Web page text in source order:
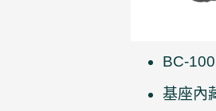
BC-
基座內